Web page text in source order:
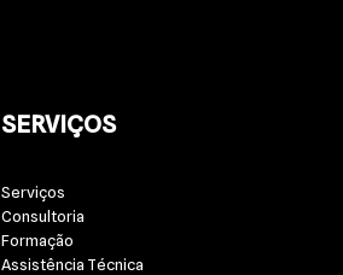
SERVIÇOS
Serviços
Consultoria
Formação
Assistência Técnica